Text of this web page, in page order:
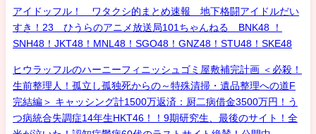
アイドッフル！ ワタクシ的まとめ速報 地下格闘アイドルだい
すき！23 ひうらのアニメ放送局101ちゃんねる BNK48 ！
SNH48！JKT48！MNL48！SGO48！GNZ48！STU48！SKE48
ヒウラッフルのハーニーフィニッシュゴミ屋敷補完計画 ＜必殺！
生前整理人！孤立し孤独死からの～特殊清掃・遺品整理への道F
完結編＞ キャッシング計1500万返済：厨二病借金3500万円！う
つ病統合失調症14年生HKT46！！9期研究生、最後のサイト！全